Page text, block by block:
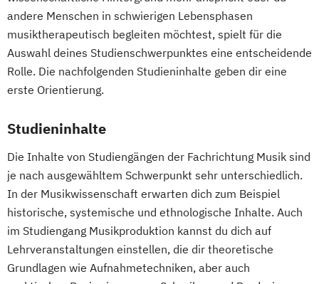
andere Menschen in schwierigen Lebensphasen
musiktherapeutisch begleiten möchtest, spielt für die
Auswahl deines Studienschwerpunktes eine entscheidende
Rolle. Die nachfolgenden Studieninhalte geben dir eine
erste Orientierung.
Studieninhalte
Die Inhalte von Studiengängen der Fachrichtung Musik sind
je nach ausgewähltem Schwerpunkt sehr unterschiedlich.
In der Musikwissenschaft erwarten dich zum Beispiel
historische, systemische und ethnologische Inhalte. Auch
im Studiengang Musikproduktion kannst du dich auf
Lehrveranstaltungen einstellen, die dir theoretische
Grundlagen wie Aufnahmetechniken, aber auch